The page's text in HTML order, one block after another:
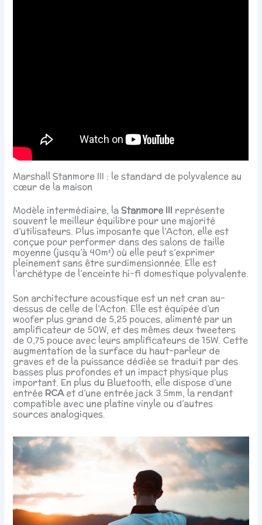
Marshall Stanmore III : le standard de polyvalence au
cœur de la maison
Modèle intermédiaire, laStanmore III représente
souvent le meilleur équilibre pour une majorité
d’utilisateurs. Plus imposante que l’Acton, elle est
conçue pour performer dans des salons de taille
moyenne (jusqu’à 40m²) où elle peut s’exprimer
pleinement sans être surdimensionnée. Elle est
l’archétype de l’enceinte hi-fi domestique polyvalente.
Son architecture acoustique est un net cran au-
dessus de celle de l’Acton. Elle est équipée d’un
woofer plus grand de 5,25 pouces, alimenté par un
amplificateur de 50W, et des mêmes deux tweeters
de 0,75 pouce avec leurs amplificateurs de 15W. Cette
augmentation de la surface du haut-parleur de
graves et de la puissance dédiée se traduit par des
basses plus profondes et un impact physique plus
important. En plus du Bluetooth, elle dispose d’une
entrée RCAet d’une entrée jack 3.5mm, la rendant
compatible avec une platine vinyle ou d’autres
sources analogiques.